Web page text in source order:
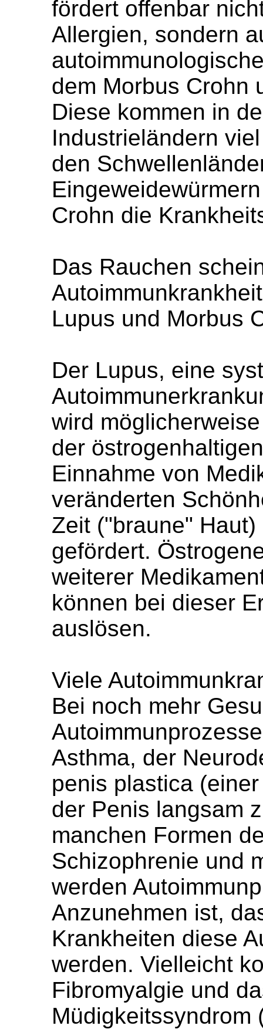
fördert offenbar
Allergien, sondern
dem Morbus Crohn
Diese kommen in
Industrieländern
den
Crohn die
Das Rauchen
Lupus und Morbus
Der Lupus, eine
wird
der
Einnahme von
veränderten
Zeit ("braune"
gefördert.
weiterer
können bei dieser
auslösen.
Viele
Bei noch mehr
Asthma, der
penis plastica
der Penis langsam
manchen Formen
Schizophrenie und
werden
Anzunehmen ist,
Krankheiten diese
werden. Vielleicht
Fibromyalgie und
Müdigkeitssyndrom